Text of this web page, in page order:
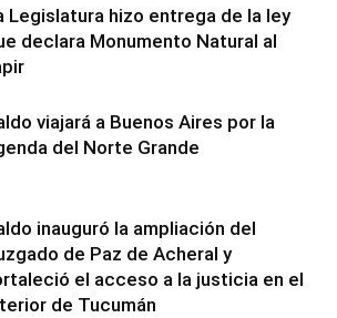
Legislatura hizo entrega de la ley
declara Monumento Natural al
viajará a Buenos Aires por la
del Norte Grande
inauguró la ampliación del
de Paz de Acheral y
el acceso a la justicia en el
de Tucumán